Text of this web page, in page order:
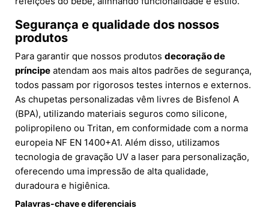
Segurança e qualidade dos nossos
produtos
Para garantir que nossos produtos decoração de
príncipe atendam aos mais altos padrões de segurança,
todos passam por rigorosos testes internos e externos.
As chupetas personalizadas vêm livres de Bisfenol A
(BPA), utilizando materiais seguros como silicone,
polipropileno ou Tritan, em conformidade com a norma
europeia NF EN 1400+A1. Além disso, utilizamos
tecnologia de gravação UV a laser para personalização,
oferecendo uma impressão de alta qualidade,
duradoura e higiênica.
Palavras-chave e diferenciais